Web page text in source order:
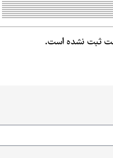
ثبت نشده است.